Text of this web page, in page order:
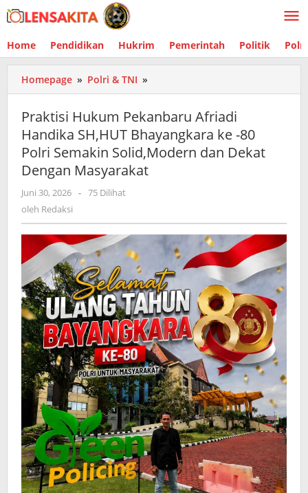
Lewati
ke
Home Pendidikan Hukrim Pemerintah Politik
Homepage » Polri & TNI »
Hukum
Pekanbaru
Afriadi
Handika
SH,HUT
Semakin
Solid,Modern
dan
Dekat
Dengan
Masyarakat
Praktisi Hukum Pekanbaru Afriadi
Handika SH,HUT Bhayangkara ke -80
Polri Semakin Solid,Modern dan Dekat
Dengan Masyarakat
Juni 30, 2026 oleh
- 75 Dilihat
oleh Redaksi